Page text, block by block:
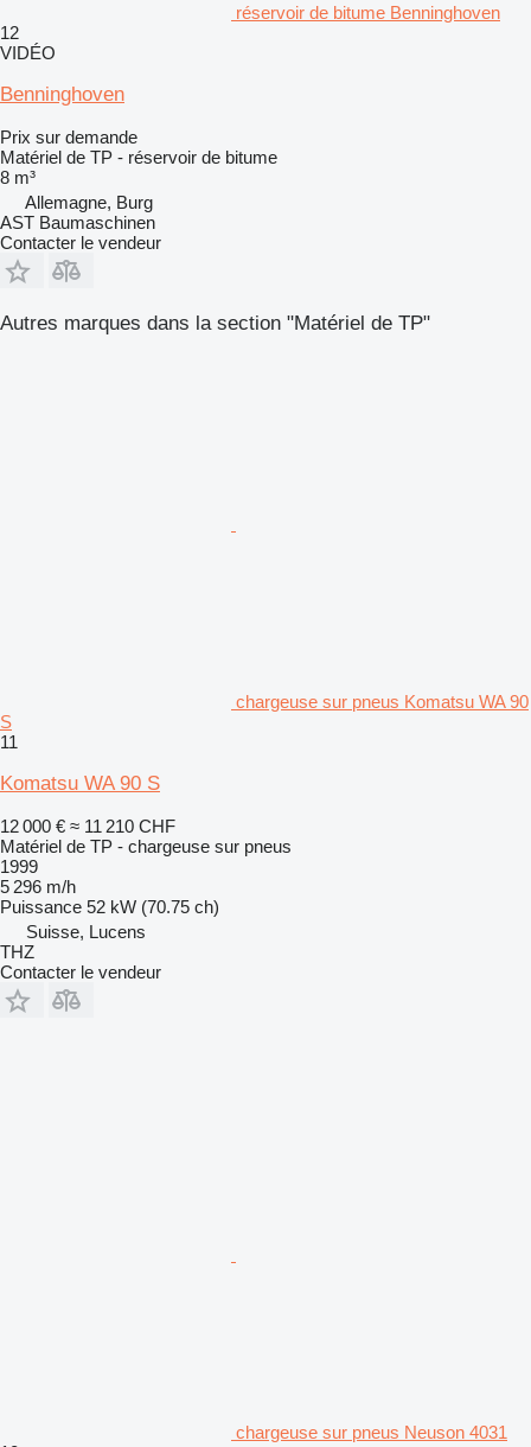
réservoir de bitume Benninghoven
12
VIDÉO
Benninghoven
Prix sur demande
Matériel de TP - réservoir de bitume
8 m³
Allemagne, Burg
AST Baumaschinen
Contacter le vendeur
Autres marques dans la section "Matériel de TP"
chargeuse sur pneus Komatsu WA 90
S
11
Komatsu WA 90 S
12 000 € ≈ 11 210 CHF
Matériel de TP - chargeuse sur pneus
1999
5 296 m/h
Puissance 52 kW (70.75 ch)
Suisse, Lucens
THZ
Contacter le vendeur
chargeuse sur pneus Neuson 4031